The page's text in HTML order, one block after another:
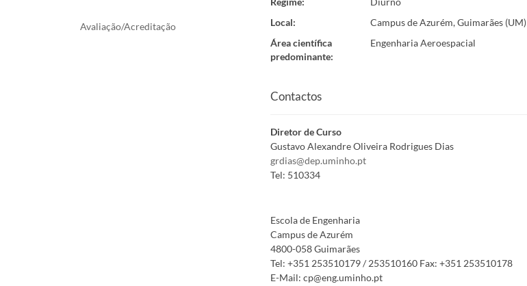
Avaliação/Acreditação
Local:
Campus de Azurém, Guimarães (UM)
Área científica
predominante:
Engenharia Aeroespacial
Contactos
Diretor de Curso
Gustavo Alexandre Oliveira Rodrigues Dias
grdias@dep.uminho.pt
Tel: 510334
Escola de Engenharia
Campus de Azurém
4800-058 Guimarães
Tel: +351 253510179 / 253510160Fax: +351 253510178
E-Mail: cp@eng.uminho.pt